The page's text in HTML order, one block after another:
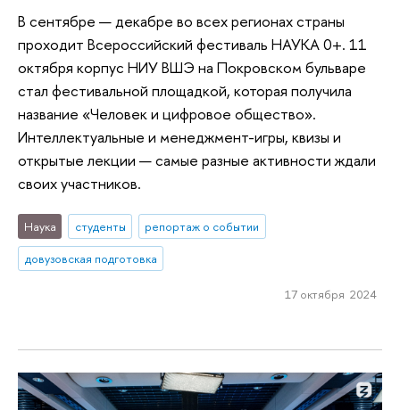
В сентябре — декабре во всех регионах страны
проходит Всероссийский фестиваль НАУКА 0+. 11
октября корпус НИУ ВШЭ на Покровском бульваре
стал фестивальной площадкой, которая получила
название «Человек и цифровое общество».
Интеллектуальные и менеджмент-игры, квизы и
открытые лекции — самые разные активности ждали
своих участников.
Наука студенты
репортаж о событии
довузовская подготовка
17 октября 2024